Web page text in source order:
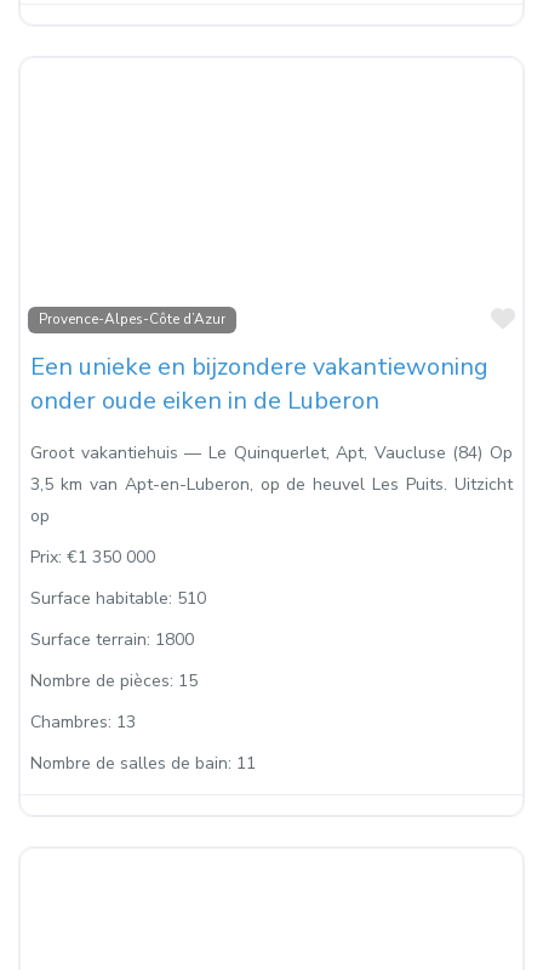
Provence-Alpes-Côte d’Azur
Een unieke en bijzondere vakantiewoning
onder oude eiken in de Luberon
Groot vakantiehuis — Le Quinquerlet, Apt, Vaucluse (84) Op
3,5 km van Apt-en-Luberon, op de heuvel Les Puits. Uitzicht
op
Prix: €1 350 000
Surface habitable: 510
Surface terrain: 1800
Nombre de pièces: 15
Chambres: 13
Nombre de salles de bain: 11